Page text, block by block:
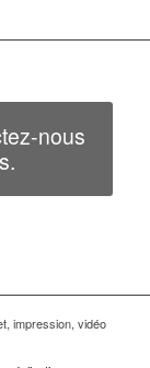
nous
impression, vidéo